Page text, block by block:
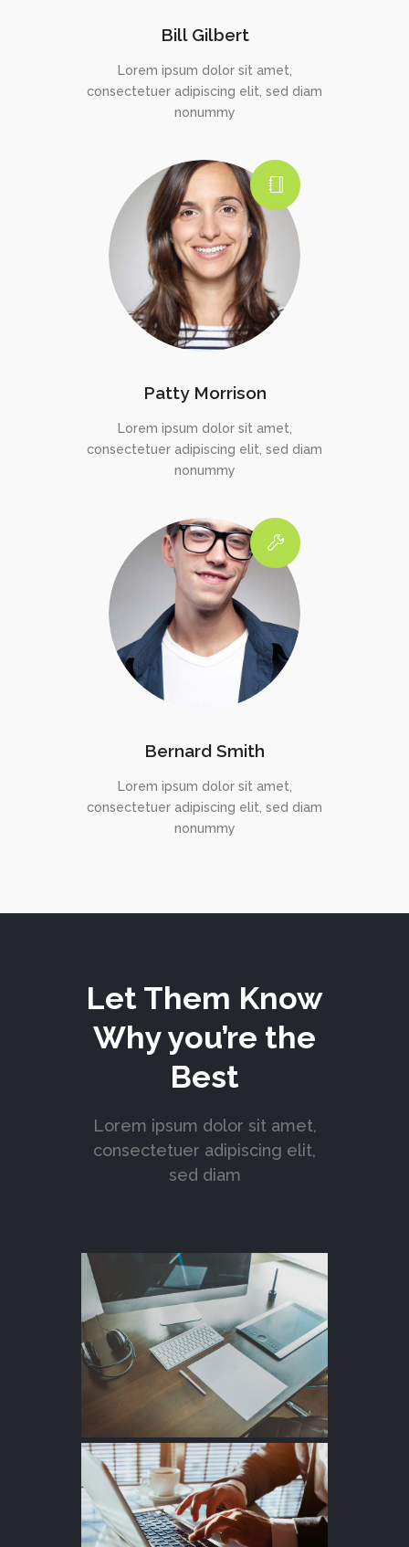
Bill Gilbert
Lorem ipsum dolor sit amet,
consectetuer adipiscing elit, sed diam
nonummy
Patty Morrison
Lorem ipsum dolor sit amet,
consectetuer adipiscing elit, sed diam
nonummy
Bernard Smith
Lorem ipsum dolor sit amet,
consectetuer adipiscing elit, sed diam
nonummy
Let Them Know
Why you’re the
Best
Lorem ipsum dolor sit amet,
consectetuer adipiscing elit,
sed diam